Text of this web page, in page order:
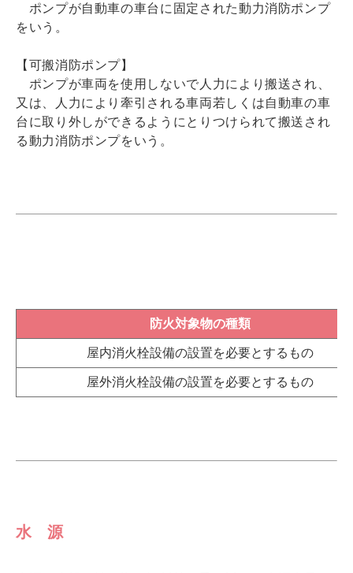
ポンプが自動車の車台に固定された動力消防ポンプ
をいう。
【可搬消防ポンプ】
ポンプが車両を使用しないで人力により搬送され、
又は、人力により牽引される車両若しくは自動車の車
台に取り外しができるようにとりつけられて搬送され
る動力消防ポンプをいう。
防火対象物の種類
屋内消火栓設備の設置を必要とするもの
屋外消火栓設備の設置を必要とするもの
水 源